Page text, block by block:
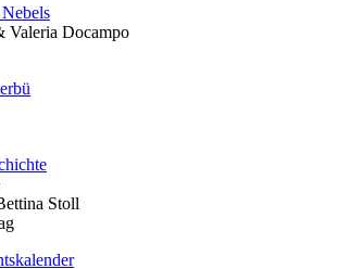
Valeria Docampo
Stoll